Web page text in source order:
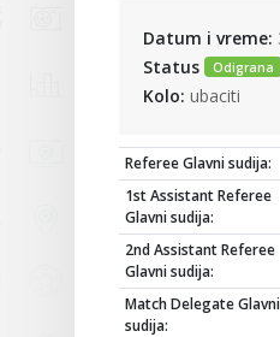
Datum i vreme:
Status
Odigrana
Kolo: ubaciti
Referee Glavni sudija:
1st Assistant Referee
Glavni sudija:
2nd Assistant Referee
Glavni sudija:
Match Delegate Glavni
sudija: